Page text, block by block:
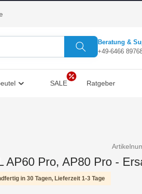
SALE Ratgeber
Beratung &
+49-6466
AP60 Pro, AP80 Pro -
in 30 Tagen, Lieferzeit 1-3 Tage